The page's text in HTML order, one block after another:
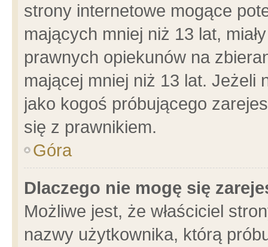
strony internetowe mogące
mających mniej niż 13 lat,
prawnych opiekunów na
mającej mniej niż 13 lat. Jeżeli
jako kogoś próbującego
się z prawnikiem.
Góra
Dlaczego nie mogę się
Możliwe jest, że właściciel
nazwy użytkownika, którą